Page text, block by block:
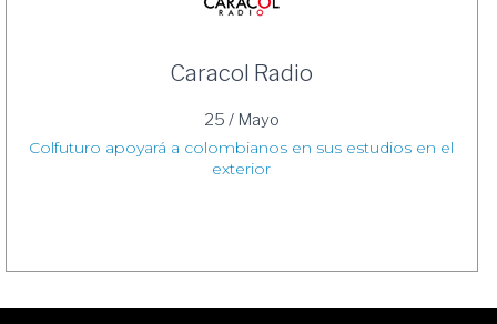
Caracol Radio
25 / Mayo
Colfuturo apoyará a colombianos en sus estudios en el
exterior